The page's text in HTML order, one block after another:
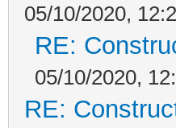
05/10/2020,
RE:
05/10/2020,
RE: